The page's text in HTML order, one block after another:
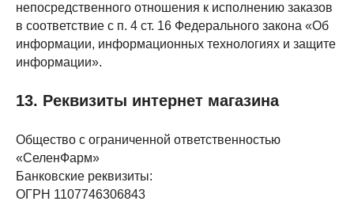
непосредственного отношения к исполнению заказов
в соответствие с п. 4 ст. 16 Федерального закона «Об
информации, информационных технологиях и защите
информации».
13. Реквизиты интернет магазина
Общество с ограниченной ответственностью
«СеленФарм»
Банковские реквизиты:
ОГРН 1107746306843